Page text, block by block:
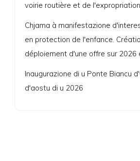
voirie routière et de l'expropriation
Chjama à manifestazione
en protection de l'enfance.
déploiement d'une offre sur 2026
Inaugurazione di u Ponte Biancu
d'aostu di u 2026